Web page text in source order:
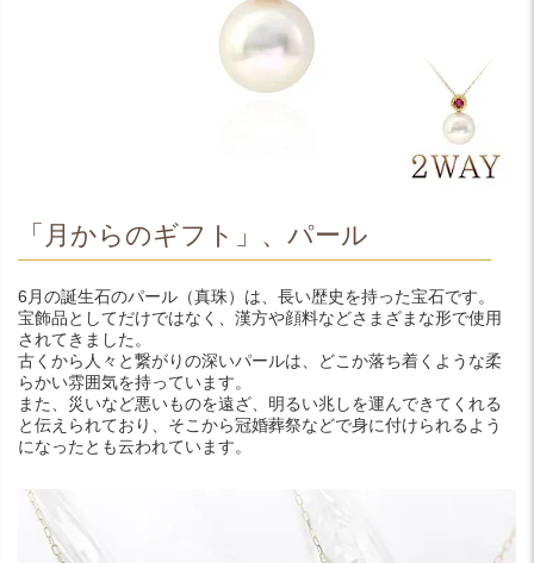
「月からのギフト」、パール
6月の誕生石のパール（真珠）は、長い歴史を持った宝石です。
宝飾品としてだけではなく、漢方や顔料などさまざまな形で使用
されてきました。
古くから人々と繋がりの深いパールは、どこか落ち着くような柔
らかい雰囲気を持っています。
また、災いなど悪いものを遠ざ、明るい兆しを運んできてくれる
と伝えられており、そこから冠婚葬祭などで身に付けられるよう
になったとも云われています。